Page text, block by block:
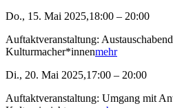
Do., 15. Mai 2025,18:00 – 20:00
Auftaktveranstaltung:
Kulturmacher*innenmehr
Di., 20. Mai 2025,17:00 – 20:00
Auftaktveranstaltung: Umgang mit